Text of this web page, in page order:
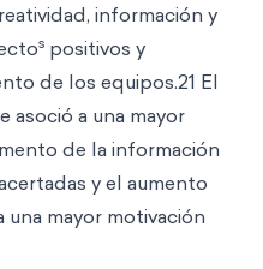
información y
s positivos y
de los equipos.21 El
asoció a una mayor
de la información
y el aumento
una mayor motivación